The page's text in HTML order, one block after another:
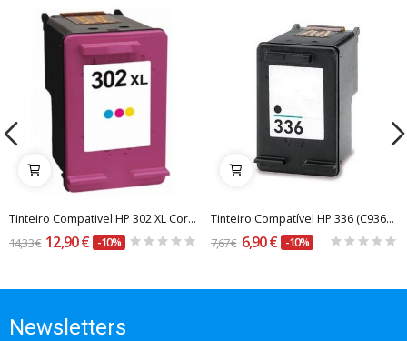
Tinteiro Compativel HP 302 XL Cor (F6U67AE)
14,33 € 12,90 € -10%
Tinteiro Compatível HP 336 (C9362EE) Preto
7,67 € 6,90 € -10%
Newsletters